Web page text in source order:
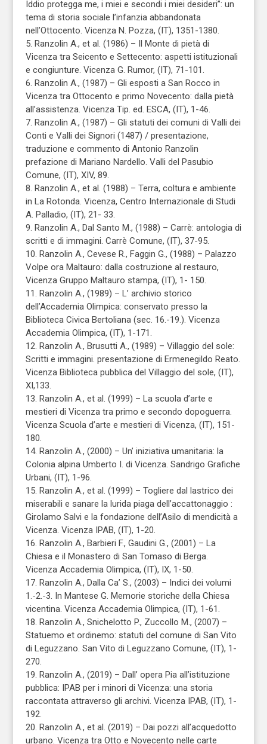
Iddio protegga me, i miei e secondi i miei desideri”: un
tema di storia sociale l’infanzia abbandonata
nell’Ottocento. Vicenza N. Pozza, (IT), 1351-1380.
5. Ranzolin A., et al. (1986) – Il Monte di pietà di
Vicenza tra Seicento e Settecento: aspetti istituzionali
e congiunture. Vicenza G. Rumor, (IT), 71-101.
6. Ranzolin A., (1987) – Gli esposti a San Rocco in
Vicenza tra Ottocento e primo Novecento: dalla pietà
all’assistenza. Vicenza Tip. ed. ESCA, (IT), 1-46.
7. Ranzolin A., (1987) – Gli statuti dei comuni di Valli dei
Conti e Valli dei Signori (1487) / presentazione,
traduzione e commento di Antonio Ranzolin
prefazione di Mariano Nardello. Valli del Pasubio
Comune, (IT), XIV, 89.
8. Ranzolin A., et al. (1988) – Terra, coltura e ambiente
in La Rotonda. Vicenza, Centro Internazionale di Studi
A. Palladio, (IT), 21- 33.
9. Ranzolin A., Dal Santo M., (1988) – Carrè: antologia di
scritti e di immagini. Carrè Comune, (IT), 37-95.
10. Ranzolin A., Cevese R., Faggin G., (1988) – Palazzo
Volpe ora Maltauro: dalla costruzione al restauro,
Vicenza Gruppo Maltauro stampa, (IT), 1- 150.
11. Ranzolin A., (1989) – L’ archivio storico
dell’Accademia Olimpica: conservato presso la
Biblioteca Civica Bertoliana (sec. 16.-19.). Vicenza
Accademia Olimpica, (IT), 1-171.
12. Ranzolin A., Brusutti A., (1989) – Villaggio del sole:
Scritti e immagini. presentazione di Ermenegildo Reato.
Vicenza Biblioteca pubblica del Villaggio del sole, (IT),
XI,133.
13. Ranzolin A., et al. (1999) – La scuola d’arte e
mestieri di Vicenza tra primo e secondo dopoguerra.
Vicenza Scuola d’arte e mestieri di Vicenza, (IT), 151-
180.
14. Ranzolin A., (2000) – Un’ iniziativa umanitaria: la
Colonia alpina Umberto I. di Vicenza. Sandrigo Grafiche
Urbani, (IT), 1-96.
15. Ranzolin A., et al. (1999) – Togliere dal lastrico dei
miserabili e sanare la lurida piaga dell’accattonaggio :
Girolamo Salvi e la fondazione dell’Asilo di mendicità a
Vicenza. Vicenza IPAB, (IT), 1-20.
16. Ranzolin A., Barbieri F., Gaudini G., (2001) – La
Chiesa e il Monastero di San Tomaso di Berga.
Vicenza Accademia Olimpica, (IT), IX, 1-50.
17. Ranzolin A., Dalla Ca’ S., (2003) – Indici dei volumi
1.-2.-3. In Mantese G. Memorie storiche della Chiesa
vicentina. Vicenza Accademia Olimpica, (IT), 1-61.
18. Ranzolin A., Snichelotto P., Zuccollo M., (2007) –
Statuemo et ordinemo: statuti del comune di San Vito
di Leguzzano. San Vito di Leguzzano Comune, (IT), 1-
270.
19. Ranzolin A., (2019) – Dall’ opera Pia all’istituzione
pubblica: IPAB per i minori di Vicenza: una storia
raccontata attraverso gli archivi. Vicenza IPAB, (IT), 1-
192.
20. Ranzolin A., et al. (2019) – Dai pozzi all’acquedotto
urbano. Vicenza tra Otto e Novecento nelle carte